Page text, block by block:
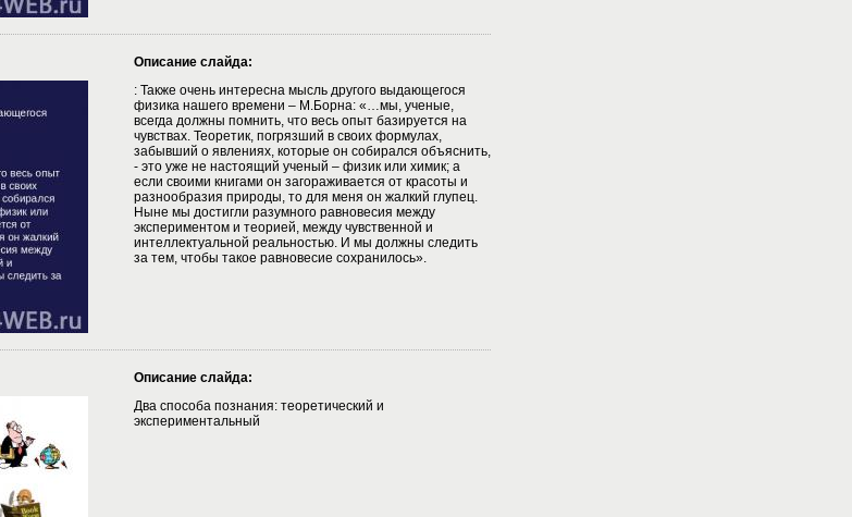
Описание слайда:
: Также очень интересна мысль другого выдающегося
физика нашего времени – М.Борна: «…мы, ученые,
всегда должны помнить, что весь опыт базируется на
чувствах. Теоретик, погрязший в своих формулах,
забывший о явлениях, которые он собирался объяснить,
- это уже не настоящий ученый – физик или химик; а
если своими книгами он загораживается от красоты и
разнообразия природы, то для меня он жалкий глупец.
Ныне мы достигли разумного равновесия между
экспериментом и теорией, между чувственной и
интеллектуальной реальностью. И мы должны следить
за тем, чтобы такое равновесие сохранилось».
Описание слайда:
Два способа познания: теоретический и
экспериментальный